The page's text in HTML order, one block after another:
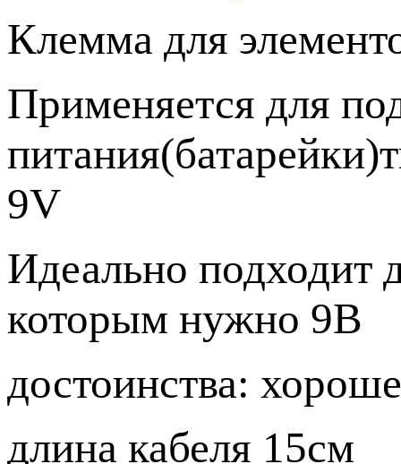
Клемма для
Применяется для
9V
Идеально подходит
которым нужно 9В
достоинства:
длина кабеля 15см